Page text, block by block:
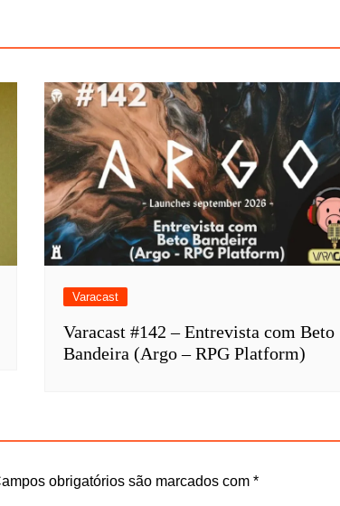
Varacast
Varacast #142 – Entrevista com Beto
Bandeira (Argo – RPG Platform)
obrigatórios são marcados com *